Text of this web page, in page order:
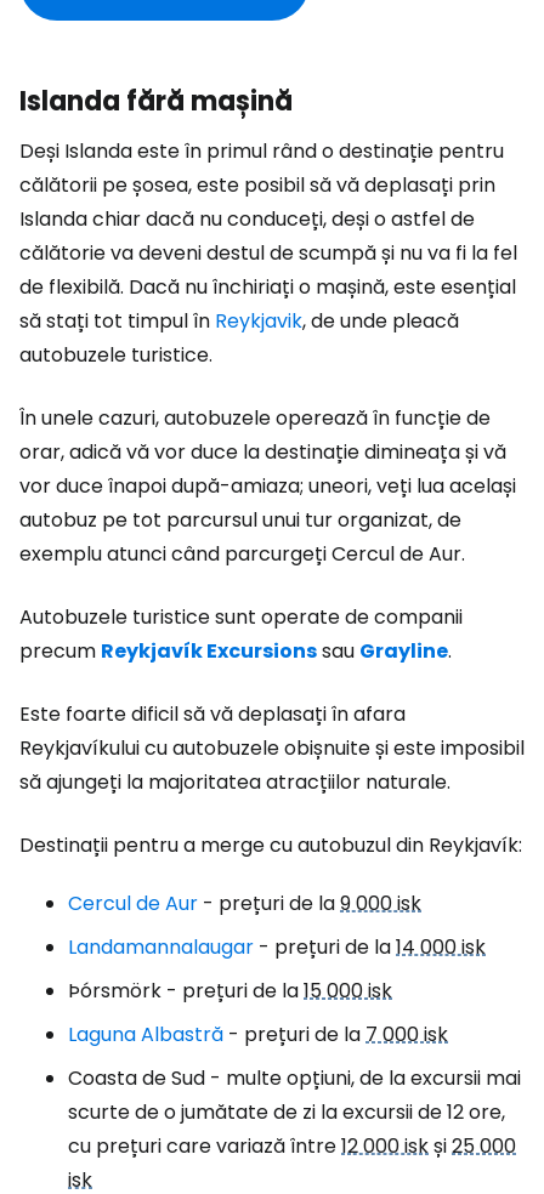
Islanda fără mașină
Deși Islanda este în primul rând o destinație pentru
călătorii pe șosea, este posibil să vă deplasați prin
Islanda chiar dacă nu conduceți, deși o astfel de
călătorie va deveni destul de scumpă și nu va fi la fel
de flexibilă. Dacă nu închiriați o mașină, este esențial
să stați tot timpul în Reykjavik, de unde pleacă
autobuzele turistice.
În unele cazuri, autobuzele operează în funcție de
orar, adică vă vor duce la destinație dimineața și vă
vor duce înapoi după-amiaza; uneori, veți lua același
autobuz pe tot parcursul unui tur organizat, de
exemplu atunci când parcurgeți Cercul de Aur.
Autobuzele turistice sunt operate de companii
precum Reykjavík Excursionssau Grayline.
Este foarte dificil să vă deplasați în afara
Reykjavíkului cu autobuzele obișnuite și este imposibil
să ajungeți la majoritatea atracțiilor naturale.
Destinații pentru a merge cu autobuzul din Reykjavík:
Cercul de Aur - prețuri de la9 000 isk
Landamannalaugar - prețuri de la14 000 isk
Þórsmörk - prețuri de la15 000 isk
Laguna Albastră - prețuri de la7 000 isk
Coasta de Sud - multe opțiuni, de la excursii mai
scurte de o jumătate de zi la excursii de 12 ore,
cu prețuri care variază între12 000 iskși25 000
isk